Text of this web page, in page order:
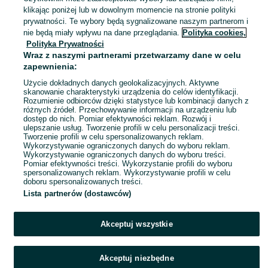
Szczecin, Centrum
Dzisiaj o 10:02
Apple Iphone 11 Pro Max
8,68 zł z Pakietem Ochronnym
Szczecin, Centrum
Dzisiaj o 10:02
1 2 3 ... 88
klikając poniżej lub w dowolnym momencie na stronie polityki
prywatności. Te wybory będą sygnalizowane naszym partnerom i
nie będą miały wpływu na dane przeglądania. Polityka cookies,
Polityka Prywatności
Wraz z naszymi partnerami przetwarzamy dane w celu
zapewnienia:
Użycie dokładnych danych geolokalizacyjnych. Aktywne
skanowanie charakterystyki urządzenia do celów identyfikacji.
Rozumienie odbiorców dzięki statystyce lub kombinacji danych z
różnych źródeł. Przechowywanie informacji na urządzeniu lub
dostęp do nich. Pomiar efektywności reklam. Rozwój i
ulepszanie usług. Tworzenie profili w celu personalizacji treści.
Tworzenie profili w celu spersonalizowanych reklam.
Wykorzystywanie ograniczonych danych do wyboru reklam.
Wykorzystywanie ograniczonych danych do wyboru treści.
Pomiar efektywności treści. Wykorzystanie profili do wyboru
spersonalizowanych reklam. Wykorzystywanie profili w celu
doboru spersonalizowanych treści.
Lista partnerów (dostawców)
Akceptuj wszystkie
Akceptuj niezbędne